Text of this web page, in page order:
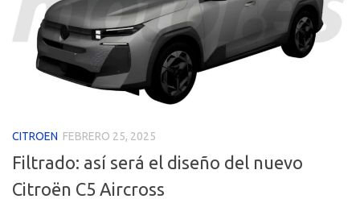
CITROEN FEBRERO 25, 2025
Filtrado: así será el diseño del nuevo
Citroën C5 Aircross